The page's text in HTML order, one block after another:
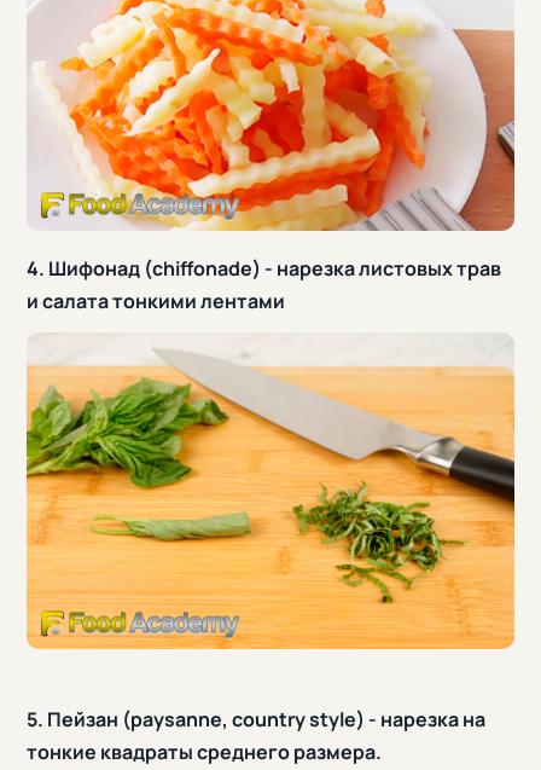
4. Шифонад (chiffonade) - нарезка листовых трав
и салата тонкими лентами
5. Пейзан (paysanne, country style) - нарезка на
тонкие квадраты среднего размера.